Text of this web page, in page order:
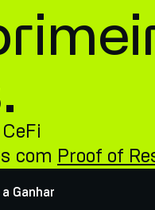
com Proof of
Ganhar